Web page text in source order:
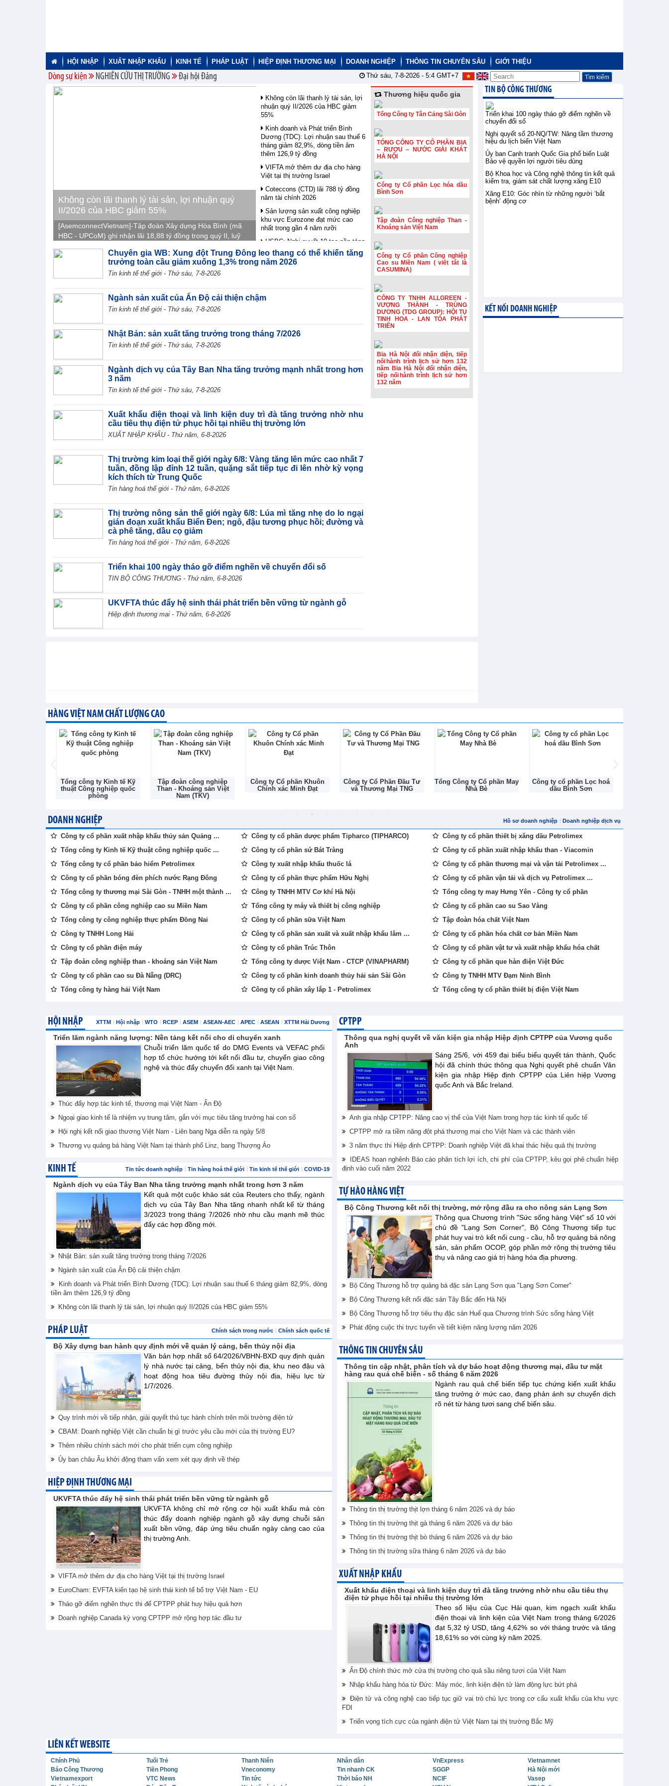
HỘI NHẬP XUẤT NHẬP KHẨU KINH TẾ PHÁP LUẬT HIỆP ĐỊNH THƯƠNG MẠI DOANH NGHIỆP THÔNG TIN CHUYÊN SÂU GIỚI THIỆU
Dòng sự kiện NGHIÊN CỨU THỊ TRƯỜNG Đại hội Đảng Thứ sáu, 7-8-2026 - 5:4GMT+7
Không còn lãi thanh lý tài sản, lợi nhuận quý
II/2026 của HBC giảm 55%
[AsemconnectVietnam]-Tập đoàn Xây dựng Hòa Bình (mã
HBC - UPCoM) ghi nhận lãi 18,88 tỷ đồng trong quý II, luỹ
với cùng kỳ và mới hoàn thành 16,6% kế hoạch năm.
Không còn lãi thanh lý tài sản, lợi
nhuận quý II/2026 của HBC giảm
55%
Kinh doanh và Phát triển Bình
Dương (TDC): Lợi nhuận sau thuế 6
tháng giảm 82,9%, dòng tiền âm
thêm 126,9 tỷ đồng
VIFTA mở thêm dư địa cho hàng
Việt tại thị trường Israel
Coteccons (CTD) lãi 788 tỷ đồng
năm tài chính 2026
Sản lượng sản xuất công nghiệp
khu vực Eurozone đạt mức cao
nhất trong gần 4 năm rưỡi
HSBC: Nghị quyết 10 tạo nền tảng
để Việt Nam thu hút dòng vốn chất
lượng cao
năm
Phiên họp Chính phủ thường kỳ
Đầu tư công tăng tốc, CC1 mở
Chuyên gia WB: Xung đột Trung Đông leo thang có thể khiến tăng
trưởng toàn cầu giảm xuống 1,3% trong năm 2026
Tin kinh tế thế giới - Thứ sáu, 7-8-2026
Ngành sản xuất của Ấn Độ cải thiện chậm
Tin kinh tế thế giới - Thứ sáu, 7-8-2026
Nhật Bản: sản xuất tăng trưởng trong tháng 7/2026
Tin kinh tế thế giới - Thứ sáu, 7-8-2026
Ngành dịch vụ của Tây Ban Nha tăng trưởng mạnh nhất trong hơn
3 năm
Tin kinh tế thế giới - Thứ sáu, 7-8-2026
Xuất khẩu điện thoại và linh kiện duy trì đà tăng trưởng nhờ nhu
cầu tiêu thụ điện tử phục hồi tại nhiều thị trường lớn
XUẤT NHẬP KHẨU - Thứ năm, 6-8-2026
Thị trường kim loại thế giới ngày 6/8: Vàng tăng lên mức cao nhất 7
tuần, đồng lập đỉnh 12 tuần, quặng sắt tiếp tục đi lên nhờ kỳ vọng
kích thích từ Trung Quốc
Tin hàng hoá thế giới - Thứ năm, 6-8-2026
Thị trường nông sản thế giới ngày 6/8: Lúa mì tăng nhẹ do lo ngại
gián đoạn xuất khẩu Biển Đen; ngô, đậu tương phục hồi; đường và
cà phê tăng, dầu cọ giảm
Tin hàng hoá thế giới - Thứ năm, 6-8-2026
Triển khai 100 ngày tháo gỡ điểm nghẽn về chuyển đổi số
TIN BỘ CÔNG THƯƠNG - Thứ năm, 6-8-2026
UKVFTA thúc đẩy hệ sinh thái phát triển bền vững từ ngành gỗ
Hiệp định thương mại - Thứ năm, 6-8-2026
Nghị quyết số 20-NQ/TW: Nâng tầm thương hiệu du lịch biển Việt
TIN BỘ CÔNG THƯƠNG - Thứ năm, 6-8-2026
Thương hiệu quốc gia
Tổng Công ty Tân Cảng Sài Gòn
TỔNG CÔNG TY CỔ PHẦN BIA
– RƯỢU – NƯỚC GIẢI KHÁT
HÀ NỘI
Công ty Cổ phần Lọc hóa dầu
Bình Sơn
Tập đoàn Công nghiệp Than -
Khoáng sản Việt Nam
Công ty Cổ phần Công nghiệp
Cao su Miền Nam ( viết tắt là
CASUMINA)
CÔNG TY TNHH ALLGREEN -
VƯỢNG THÀNH - TRÙNG
DƯƠNG (TDG GROUP): HỘI TỤ
TINH HOA - LAN TỎA PHÁT
TRIỂN
Bia Hà Nội đổi nhận diện, tiếp
nối hành trình lịch sử hơn 132
năm Bia Hà Nội đổi nhận diện,
tiếp nối hành trình lịch sử hơn
132 năm
TIN BỘ CÔNG THƯƠNG
Triển khai 100 ngày tháo gỡ điểm nghẽn về
chuyển đổi số
Nghị quyết số 20-NQ/TW: Nâng tầm thương
hiệu du lịch biển Việt Nam
Ủy ban Cạnh tranh Quốc Gia phổ biến Luật
Bảo vệ quyền lợi người tiêu dùng
Bộ Khoa học và Công nghệ thông tin kết quả
kiểm tra, giám sát chất lượng xăng E10
Xăng E10: Góc nhìn từ những người ‘bắt
bệnh’ động cơ
KẾT NỐI DOANH NGHIỆP
HÀNG VIỆT NAM CHẤT LƯỢNG CAO
Tổng công ty Kinh tế Kỹ
thuật Công nghiệp quốc
phòng
Tập đoàn công nghiệp
Than - Khoáng sản Việt
Nam (TKV)
Công ty Cổ phần Khuôn
Chính xác Minh Đạt
Công ty Cổ Phần Đầu Tư
và Thương Mại TNG
Tổng Công ty Cổ phần May
Nhà Bè
Công ty cổ phần Lọc hoá
dầu Bình Sơn
DOANH NGHIỆP Hồ sơ doanh nghiệp Doanh nghiệp dịch vụ
Công ty cổ phần xuất nhập khẩu thủy sản Quảng ...
Tổng công ty Kinh tế Kỹ thuật công nghiệp quốc ...
Tổng công ty cổ phần bảo hiểm Petrolimex
Công ty cổ phần bóng đèn phích nước Rạng Đông
Tổng công ty thương mại Sài Gòn - TNHH một thành ...
Công ty cổ phần công nghiệp cao su Miền Nam
Tổng công ty công nghiệp thực phẩm Đồng Nai
Công ty TNHH Long Hải
Công ty cổ phần điện máy
Tập đoàn công nghiệp than - khoáng sản Việt Nam
Công ty cổ phần cao su Đà Nẵng (DRC)
Tổng công ty hàng hải Việt Nam
Công ty cổ phần dược phẩm Tipharco (TIPHARCO)
Công ty cổ phần sứ Bát Tràng
Công ty xuất nhập khẩu thuốc lá
Công ty cổ phần thực phẩm Hữu Nghị
Công ty TNHH MTV Cơ khí Hà Nội
Tổng công ty máy và thiết bị công nghiệp
Công ty cổ phần sữa Việt Nam
Công ty cổ phần sản xuất và xuất nhập khẩu lâm ...
Công ty cổ phần Trúc Thôn
Tổng công ty dược Việt Nam - CTCP (VINAPHARM)
Công ty cổ phần kinh doanh thủy hải sản Sài Gòn
Công ty cổ phần xây lắp 1 - Petrolimex
Công ty cổ phần thiết bị xăng dầu Petrolimex
Công ty cổ phần xuất nhập khẩu than - Viacomin
Công ty cổ phần thương mại và vận tải Petrolimex ...
Công ty cổ phần vận tải và dịch vụ Petrolimex ...
Tổng công ty may Hưng Yên - Công ty cổ phần
Công ty cổ phần cao su Sao Vàng
Tập đoàn hóa chất Việt Nam
Công ty cổ phần hóa chất cơ bản Miền Nam
Công ty cổ phần vật tư và xuất nhập khẩu hóa chất
Công ty cổ phần que hàn điện Việt Đức
Công ty TNHH MTV Đạm Ninh Bình
Tổng công ty cổ phần thiết bị điện Việt Nam
HỘI NHẬP XTTM Hội nhập WTO RCEP ASEM ASEAN-AEC APEC ASEAN XTTM Hải Dương
Triển lãm ngành năng lượng: Nền tảng kết nối cho di chuyển xanh
Chuỗi triển lãm quốc tế do DMG Events và VEFAC phối
hợp tổ chức hướng tới kết nối đầu tư, chuyển giao công
nghệ và thúc đẩy chuyển đổi xanh tại Việt Nam.
Thúc đẩy hợp tác kinh tế, thương mại Việt Nam - Ấn Độ
Ngoại giao kinh tế là nhiệm vụ trung tâm, gắn với mục tiêu tăng trưởng hai con số
Hội nghị kết nối giao thương Việt Nam - Liên bang Nga diễn ra ngày 5/8
Thương vụ quảng bá hàng Việt Nam tại thành phố Linz, bang Thượng Áo
KINH TẾ Tin tức doanh nghiệp Tin hàng hoá thế giới Tin kinh tế thế giới COVID-19
Ngành dịch vụ của Tây Ban Nha tăng trưởng mạnh nhất trong hơn 3 năm
Kết quả một cuộc khảo sát của Reuters cho thấy, ngành
dịch vụ của Tây Ban Nha tăng nhanh nhất kể từ tháng
3/2023 trong tháng 7/2026 nhờ nhu cầu mạnh mẽ thúc
đẩy các hợp đồng mới.
Nhật Bản: sản xuất tăng trưởng trong tháng 7/2026
Ngành sản xuất của Ấn Độ cải thiện chậm
Kinh doanh và Phát triển Bình Dương (TDC): Lợi nhuận sau thuế 6 tháng giảm 82,9%, dòng
tiền âm thêm 126,9 tỷ đồng
Không còn lãi thanh lý tài sản, lợi nhuận quý II/2026 của HBC giảm 55%
PHÁP LUẬT Chính sách trong nước Chính sách quốc tế
Bộ Xây dựng ban hành quy định mới về quản lý cảng, bến thủy nội địa
Văn bản hợp nhất số 64/2026/VBHN-BXD quy định quản
lý nhà nước tại cảng, bến thủy nội địa, khu neo đậu và
hoạt động hoa tiêu đường thủy nội địa, hiệu lực từ
1/7/2026.
Quy trình mới về tiếp nhận, giải quyết thủ tục hành chính trên môi trường điện tử
CBAM: Doanh nghiệp Việt cần chuẩn bị gì trước yêu cầu mới của thị trường EU?
Thêm nhiều chính sách mới cho phát triển cụm công nghiệp
Ủy ban châu Âu khởi động tham vấn xem xét quy định về thép
HIỆP ĐỊNH THƯƠNG MẠI
UKVFTA thúc đẩy hệ sinh thái phát triển bền vững từ ngành gỗ
UKVFTA không chỉ mở rộng cơ hội xuất khẩu mà còn
thúc đẩy doanh nghiệp ngành gỗ xây dựng chuỗi sản
xuất bền vững, đáp ứng tiêu chuẩn ngày càng cao của
thị trường Anh.
VIFTA mở thêm dư địa cho hàng Việt tại thị trường Israel
EuroCham: EVFTA kiến tạo hệ sinh thái kinh tế bổ trợ Việt Nam - EU
Tháo gỡ điểm nghẽn thực thi để CPTPP phát huy hiệu quả hơn
Doanh nghiệp Canada kỳ vọng CPTPP mở rộng hợp tác đầu tư
CPTPP
Thông qua nghị quyết về văn kiện gia nhập Hiệp định CPTPP của Vương quốc
Anh
Sáng 25/6, với 459 đại biểu biểu quyết tán thành, Quốc
hội đã chính thức thông qua Nghị quyết phê chuẩn Văn
kiện gia nhập Hiệp định CPTPP của Liên hiệp Vương
quốc Anh và Bắc Ireland.
Anh gia nhập CPTPP: Nâng cao vị thế của Việt Nam trong hợp tác kinh tế quốc tế
CPTPP mở ra tiềm năng đột phá thương mại cho Việt Nam và các thành viên
3 năm thực thi Hiệp định CPTPP: Doanh nghiệp Việt đã khai thác hiệu quả thị trường
IDEAS hoan nghênh Báo cáo phân tích lợi ích, chi phí của CPTPP, kêu gọi phê chuẩn hiệp
định vào cuối năm 2022
TỰ HÀO HÀNG VIỆT
Bộ Công Thương kết nối thị trường, mở rộng đầu ra cho nông sản Lạng Sơn
Thông qua Chương trình "Sức sống hàng Việt" số 10 với
chủ đề "Lạng Sơn Corner", Bộ Công Thương tiếp tục
phát huy vai trò kết nối cung - cầu, hỗ trợ quảng bá nông
sản, sản phẩm OCOP, góp phần mở rộng thị trường tiêu
thụ và nâng cao giá trị hàng hóa địa phương.
Bộ Công Thương hỗ trợ quảng bá đặc sản Lạng Sơn qua "Lạng Sơn Corner"
Bộ Công Thương kết nối đặc sản Tây Bắc đến Hà Nội
Bộ Công Thương hỗ trợ tiêu thụ đặc sản Huế qua Chương trình Sức sống hàng Việt
Phát động cuộc thi trực tuyến về tiết kiệm năng lượng năm 2026
THÔNG TIN CHUYÊN SÂU
Thông tin cập nhật, phân tích và dự báo hoạt động thương mại, đầu tư mặt
hàng rau quả chế biến - số tháng 6 năm 2026
Ngành rau quả chế biến tiếp tục chứng kiến xuất khẩu
tăng trưởng ở mức cao, đang phản ánh sự chuyển dịch
rõ nét từ hàng tươi sang chế biến sâu.
Thông tin thị trường thịt lợn tháng 6 năm 2026 và dự báo
Thông tin thị trường thịt gà tháng 6 năm 2026 và dự báo
Thông tin thị trường thịt bò tháng 6 năm 2026 và dự báo
Thông tin thị trường sữa tháng 6 năm 2026 và dự báo
XUẤT NHẬP KHẨU
Xuất khẩu điện thoại và linh kiện duy trì đà tăng trưởng nhờ nhu cầu tiêu thụ
điện tử phục hồi tại nhiều thị trường lớn
Theo số liệu của Cục Hải quan, kim ngạch xuất khẩu
điện thoại và linh kiện của Việt Nam trong tháng 6/2026
đạt 5,32 tỷ USD, tăng 4,62% so với tháng trước và tăng
18,61% so với cùng kỳ năm 2025.
Ấn Độ chính thức mở cửa thị trường cho quả sầu riêng tươi của Việt Nam
Nhập khẩu hàng hóa từ Đức: Máy móc, linh kiện điện tử làm động lực bứt phá
Điện tử và công nghệ cao tiếp tục giữ vai trò chủ lực trong cơ cấu xuất khẩu của khu vực
FDI
Triển vọng tích cực của ngành điện tử Việt Nam tại thị trường Bắc Mỹ
LIÊN KẾT WEBSITE
Chính Phủ Tuổi Trẻ Thanh Niên Nhân dân VnExpress
Vietnamnet
Báo Công Thương
Tiền Phong Vneconomy Tin nhanh CK SGGP
Hà Nội mới
Vietnamexport
VTC News Tin tức Thời báo NH NCIF
Vasep